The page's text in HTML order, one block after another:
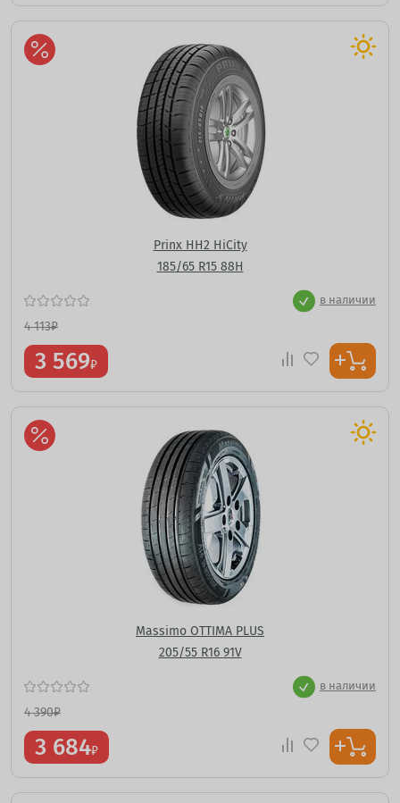
Prinx HH2 HiCity
185/65 R15 88H
в наличии
4 113₽
3 569₽
Massimo OTTIMA PLUS
205/55 R16 91V
в наличии
4 390₽
3 684₽